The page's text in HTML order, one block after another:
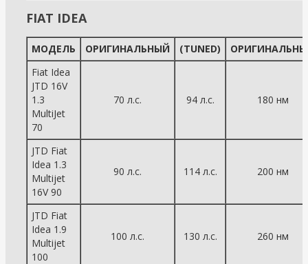
FIAT IDEA
МОДЕЛЬ ОРИГИНАЛЬНЫЙ (TUNED)
Fiat Idea
JTD 16V
1.3
MultiJet
70
70 л.с. 94 л.с. 180 нм
JTD Fiat
Idea 1.3
Multijet
16V 90
90 л.с. 114 л.с. 200 нм
JTD Fiat
Idea 1.9
Multijet
100
100 л.с. 130 л.с. 260 нм